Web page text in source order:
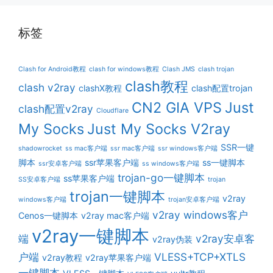
标签
Clash for Android教程 clash for windows教程 Clash JMS clash trojan
clash v2ray clashX教程 clash教程 clash配置trojan
clash配置v2ray Cloudflare CN2 GIA VPS Just
My Socks Just My Socks V2ray
shadowrocket ss mac客户端 ssr mac客户端 ssr windows客户端 SSR一键
脚本 ssr安卓客户端 ssr苹果客户端 ss windows客户端 ss一键脚本
SS安卓客户端 ss苹果客户端 trojan-go一键脚本 trojan
windows客户端 trojan一键脚本 trojan安卓客户端 v2ray
Cenos一键脚本 v2ray mac客户端 v2ray windows客户
端 v2ray一键脚本 v2ray伪装 v2ray安卓客
户端 v2ray教程 v2ray苹果客户端 VLESS+TCP+XTLS